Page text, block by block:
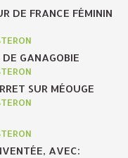
DE FRANCE FÉMININ
DE GANAGOBIE
SUR MÉOUGE
AVEC: